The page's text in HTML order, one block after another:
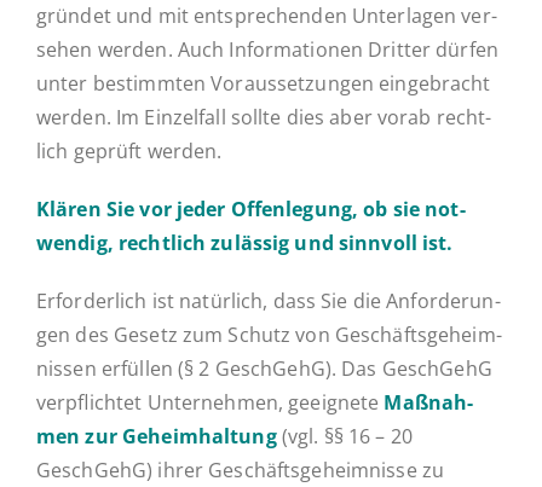
grün­det und mit ent­spre­chen­den Un­ter­la­gen ver­
se­hen werden. Auch In­for­ma­tio­nen Dritter dürfen
unter be­stimm­ten Vor­aus­set­zun­gen ein­ge­bracht
werden. Im Ein­zel­fall sollte dies aber vorab recht­
lich geprüft werden.
Klären Sie vor jeder Of­fen­le­gung, ob sie not­
wen­dig, recht­lich zu­läs­sig und sinn­voll ist.
Er­for­der­lich ist na­tür­lich, dass Sie die An­for­de­run­
gen des Gesetz zum Schutz von Ge­schäfts­ge­heim­
nis­sen er­fül­len (§ 2 GeschGehG). Das GeschGehG
ver­pflich­tet Un­ter­neh­men, ge­eig­ne­te Maß­nah­
men zur Ge­heim­hal­tung(vgl. §§ 16 – 20
GeschGehG) ihrer Ge­schäfts­ge­heim­nis­se zu